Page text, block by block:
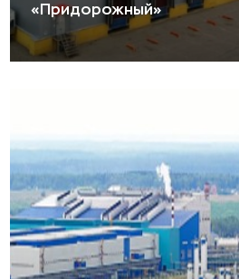
«Придорожный»